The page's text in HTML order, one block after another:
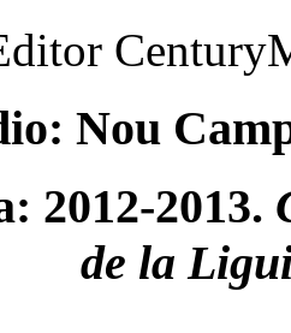
Nou
2012-2013.
de la